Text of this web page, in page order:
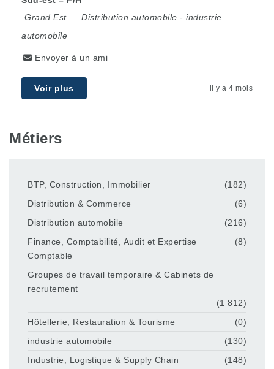
Grand Est
Distribution automobile - industrie
automobile
Envoyer à un ami
Voir plus il y a 4 mois
Métiers
BTP, Construction, Immobilier
(182)
Distribution & Commerce
(6)
Distribution automobile
(216)
Finance, Comptabilité, Audit et Expertise
Comptable
(8)
Groupes de travail temporaire & Cabinets de
recrutement
(1 812)
Hôtellerie, Restauration & Tourisme
(0)
industrie automobile
(130)
Industrie, Logistique & Supply Chain
(148)